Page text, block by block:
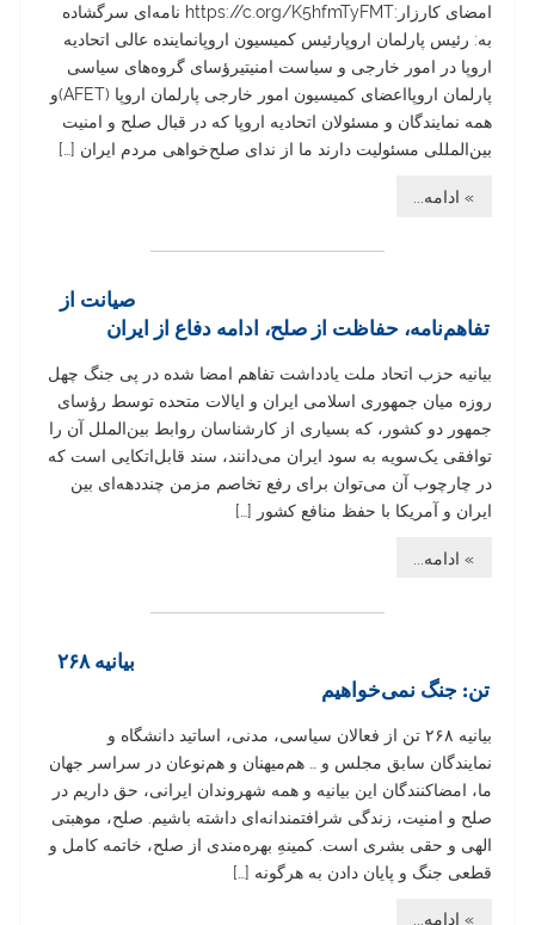
امضای کارزار:https://c.org/K5hfmTyFMT نامه‌ای سرگشاده
به: رئیس پارلمان اروپارئیس کمیسیون اروپانماینده عالی اتحادیه
اروپا در امور خارجی و سیاست امنیتیرؤسای گروه‌های سیاسی
پارلمان اروپااعضای کمیسیون امور خارجی پارلمان اروپا (AFET)و
همه نمایندگان و مسئولان اتحادیه اروپا که در قبال صلح و امنیت
بین‌المللی مسئولیت دارند ما از ندای صلح‌خواهی مردم ایران […]
» ادامه...
صیانت از
تفاهم‌نامه، حفاظت از صلح، ادامه دفاع از ایران
بیانیه حزب اتحاد ملت یادداشت تفاهم امضا شده در پی جنگ چهل
روزه میان جمهوری اسلامی ایران و ایالات متحده توسط رؤسای
جمهور دو کشور، که بسیاری از کارشناسان روابط بین‌الملل آن را
توافقی یک‌سویه به سود ایران می‌دانند، سند قابل‌اتکایی است که
در چارچوب آن می‌توان برای رفع تخاصم مزمن چنددهه‌ای بین
ایران و آمریکا با حفظ منافع کشور […]
» ادامه...
بیانیه ۲۶۸
تن: جنگ نمی‌خواهیم
بیانیه ۲۶۸ تن از فعالان سیاسی، مدنی، اساتید دانشگاه و
نمایندگان سابق مجلس و … هم‌میهنان و هم‌نوعان در سراسر جهان
ما، امضاکنندگان این بیانیه و همه شهروندان ایرانی، حق داریم در
صلح و امنیت، زندگی شرافتمندانه‌ای داشته باشیم. صلح، موهبتی
الهی و حقی بشری است. کمینهِ بهره‌مندی از صلح، خاتمه کامل و
قطعی جنگ و پایان دادن به هرگونه […]
» ادامه...